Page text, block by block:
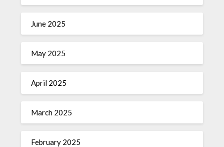
June 2025
May 2025
April 2025
March 2025
February 2025